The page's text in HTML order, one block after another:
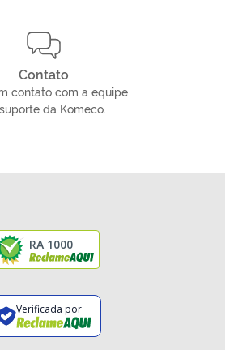
Contato
contato com a equipe
da Komeco.
RA 1000
Verificada por